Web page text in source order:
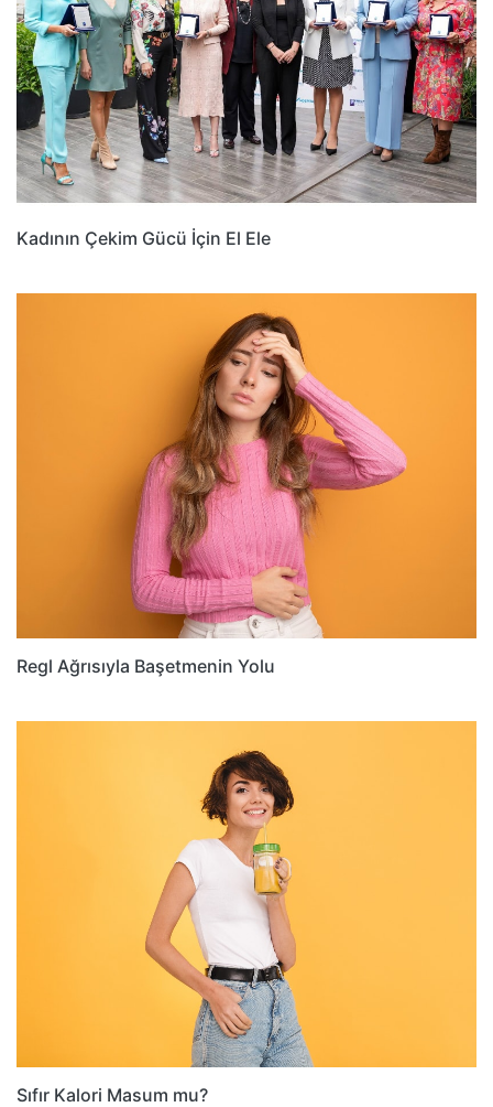
Kadının Çekim Gücü İçin El Ele
Regl Ağrısıyla Başetmenin Yolu
Sıfır Kalori Masum mu?